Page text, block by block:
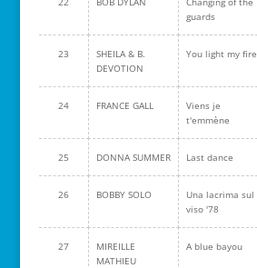
guards
23
SHEILA & B.
DEVOTION
You light my fire
24 FRANCE GALL
Viens je
t'emmène
25 DONNA SUMMER Last dance
26 BOBBY SOLO
Una lacrima sul
viso '78
27
MIREILLE
MATHIEU
A blue bayou